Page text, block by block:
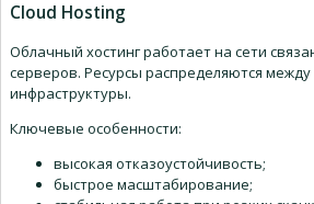
Cloud Hosting
Облачный хостинг работает на сети
серверов. Ресурсы распределяются
инфраструктуры.
Ключевые особенности:
высокая отказоустойчивость;
быстрое масштабирование;